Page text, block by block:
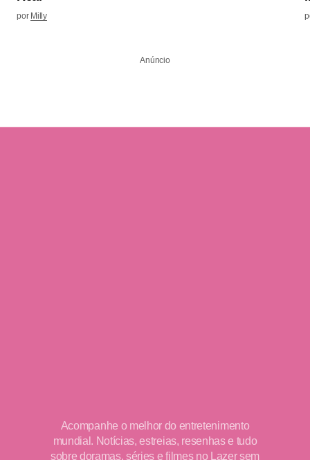
por Milly
Anúncio
Acompanhe o melhor do entretenimento
mundial. Notícias, estreias, resenhas e tudo
sobre doramas, séries e filmes no Lazer sem